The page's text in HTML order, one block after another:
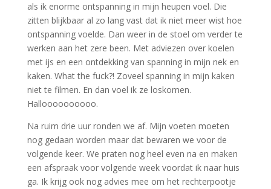
als ik enorme ontspanning in mijn heupen voel. Die
zitten blijkbaar al zo lang vast dat ik niet meer wist hoe
ontspanning voelde. Dan weer in de stoel om verder te
werken aan het zere been. Met adviezen over koelen
met ijs en een ontdekking van spanning in mijn nek en
kaken. What the fuck?! Zoveel spanning in mijn kaken
niet te filmen. En dan voel ik ze loskomen.
Halloooooooooo.
Na ruim drie uur ronden we af. Mijn voeten moeten
nog gedaan worden maar dat bewaren we voor de
volgende keer. We praten nog heel even na en maken
een afspraak voor volgende week voordat ik naar huis
ga. Ik krijg ook nog advies mee om het rechterpootje